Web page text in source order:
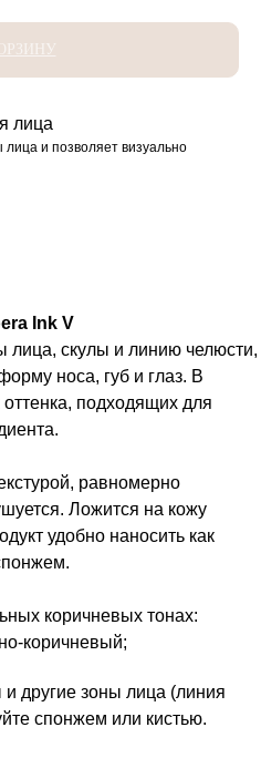
лица
и позволяет визуально
Ink V
лица, скулы и линию челюсти,
носа, губ и глаз. В
подходящих для
равномерно
Ложится на кожу
удобно наносить как
коричневых тонах:
коричневый;
другие зоны лица (линия
спонжем или кистью.